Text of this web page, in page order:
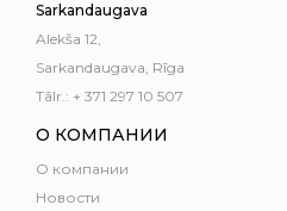
Sarkandaugava
Alekša 12,
Sarkandaugava, Rīga
Tālr.: + 371 297 10 507
О КОМПАНИИ
О компании
Новости